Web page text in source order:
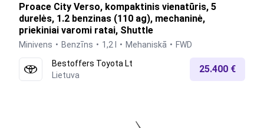
Proace City Verso, kompaktinis vienatūris, 5
durelės, 1.2 benzinas (110 ag), mechaninė,
priekiniai varomi ratai, Shuttle
Minivens Benzīns 1,2 l Mehaniskā
FWD
Bestoffers Toyota Lt
Lietuva
25.400 €